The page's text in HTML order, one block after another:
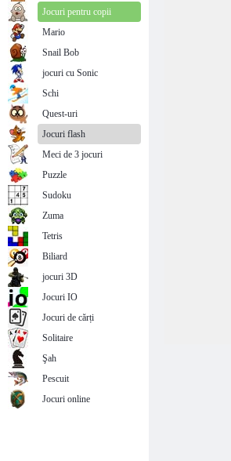
Jocuri pentru copii
Mario
Snail Bob
jocuri cu Sonic
Schi
Quest-uri
Jocuri flash
Meci de 3 jocuri
Puzzle
Sudoku
Zuma
Tetris
Biliard
jocuri 3D
Jocuri IO
Jocuri de cărți
Solitaire
Şah
Pescuit
Jocuri online